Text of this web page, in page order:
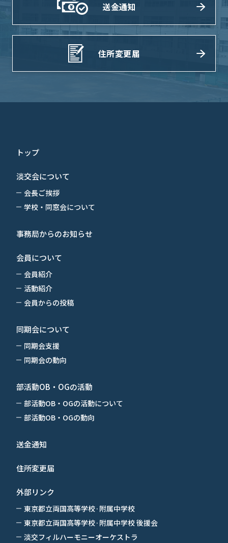
送金通知
住所変更届
トップ
淡交会について
会長ご挨拶
学校・同窓会について
事務局からのお知らせ
会員について
会員紹介
活動紹介
会員からの投稿
同期会について
同期会支援
同期会の動向
部活動OB・OGの活動
部活動OB・OGの活動について
部活動OB・OGの動向
送金通知
住所変更届
外部リンク
東京都立両国高等学校·附属中学校
東京都立両国高等学校·附属中学校 後援会
淡交フィルハーモニーオーケストラ